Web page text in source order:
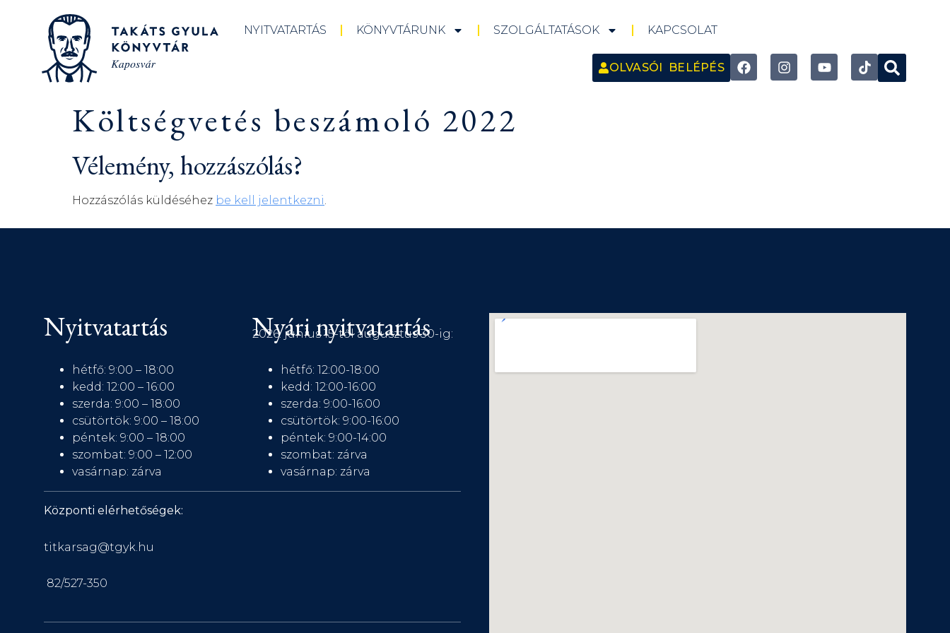
NYITVATARTÁS KÖNYVTÁRUNK SZOLGÁLTATÁSOK KAPCSOLAT
OLVASÓI BELÉPÉS
Költségvetés beszámoló 2022
Vélemény, hozzászólás?
Hozzászólás küldéséhez be kell jelentkezni.
Nyitvatartás
hétfő: 9:00 – 18:00
kedd: 12:00 – 16:00
szerda: 9:00 – 18:00
csütörtök: 9:00 – 18:00
péntek: 9:00 – 18:00
szombat: 9:00 – 12:00
vasárnap: zárva
Nyári nyitvatartás
2026. június 15-től augusztus 30-ig:
hétfő: 12:00-18:00
kedd: 12:00-16:00
szerda: 9:00-16:00
csütörtök: 9:00-16:00
péntek: 9:00-14:00
szombat: zárva
vasárnap: zárva
Központi elérhetőségek:
titkarsag@tgyk.hu
82/527-350